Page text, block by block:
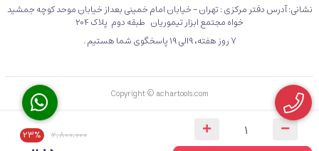
2,800,000
23%
نشانی: آدرس دفتر مرکزی : تهران - خیابان امام خمینی بعداز خیابان موحد کوچه جمشید
خواه مجتمع ابزار تیموریان طبقه دوم پلاک 204
۷ روز هفته، 9الی 19 پاسخگوی شما هستیم .
Copyright © achartools.com